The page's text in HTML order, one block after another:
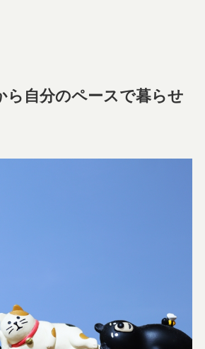
ら自分のペースで暮らせ